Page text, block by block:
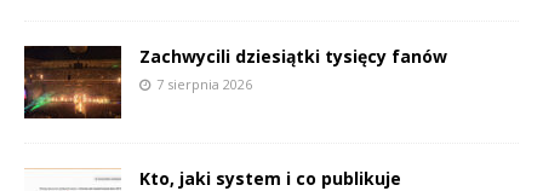
Zachwycili dziesiątki tysięcy fanów
7 sierpnia 2026
Kto, jaki system i co publikuje